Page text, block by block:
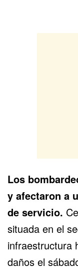
Los
y afectaron a
de servicio.
situada en el
infraestructura
daños el